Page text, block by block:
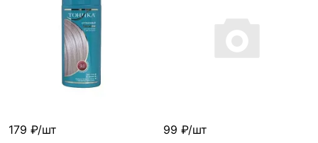
179 ₽/шт 99 ₽/шт